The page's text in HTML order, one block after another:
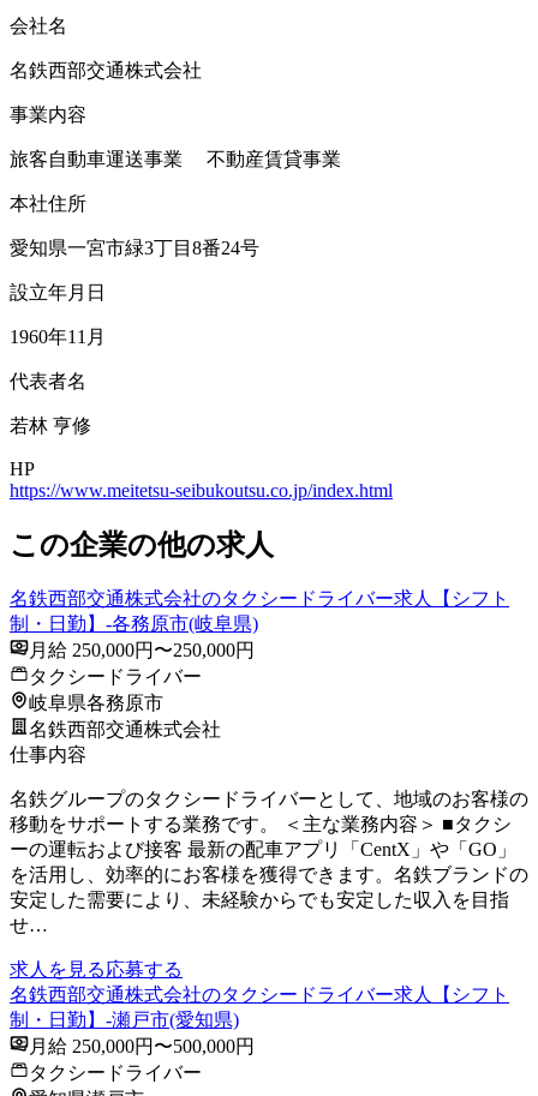
会社名
名鉄西部交通株式会社
事業内容
旅客自動車運送事業 不動産賃貸事業
本社住所
愛知県一宮市緑3丁目8番24号
設立年月日
1960年11月
代表者名
若林 亨修
HP
https://www.meitetsu-seibukoutsu.co.jp/index.html
この企業の他の求人
名鉄西部交通株式会社のタクシードライバー求人【シフト
制・日勤】-各務原市(岐阜県)
月給 250,000円〜250,000円
タクシードライバー
岐阜県各務原市
名鉄西部交通株式会社
仕事内容
名鉄グループのタクシードライバーとして、地域のお客様の
移動をサポートする業務です。 ＜主な業務内容＞ ■タクシ
ーの運転および接客 最新の配車アプリ「CentX」や「GO」
を活用し、効率的にお客様を獲得できます。名鉄ブランドの
安定した需要により、未経験からでも安定した収入を目指
せ…
求人を見る応募する
名鉄西部交通株式会社のタクシードライバー求人【シフト
制・日勤】-瀬戸市(愛知県)
月給 250,000円〜500,000円
タクシードライバー